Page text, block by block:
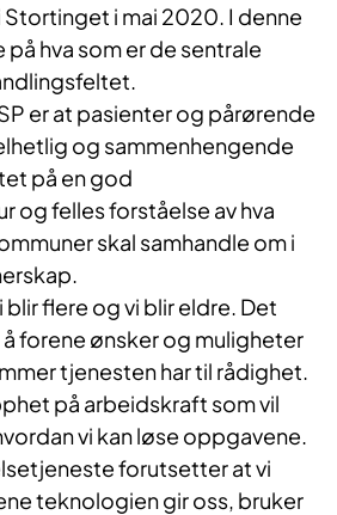
i mai 2020. I denne
hva som er de sentrale
er at pasienter og pårørende
og sammenhengende
på en god
og felles forståelse av hva
skal samhandle om i
blir flere og vi blir eldre. Det
forene ønsker og muligheter
tjenesten har til rådighet.
på arbeidskraft som vil
vi kan løse oppgavene.
forutsetter at vi
teknologien gir oss, bruker